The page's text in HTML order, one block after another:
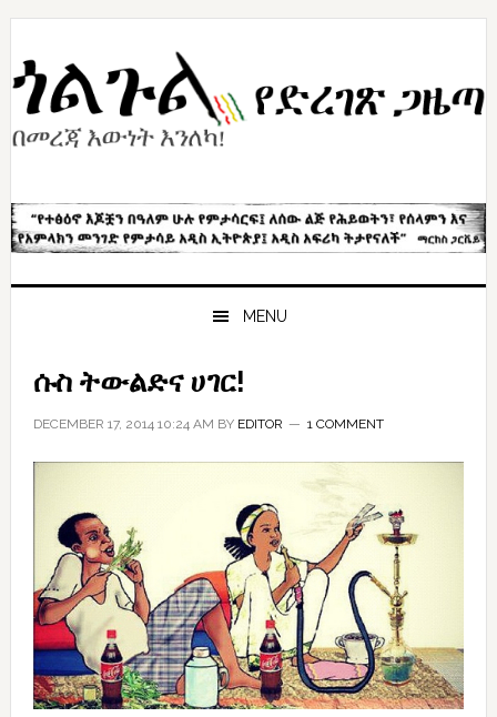
Skip
primary
navigation
Skip
content
Skip
primary
sidebar
MENU
ሱስ ትውልድና ሀገር!
DECEMBER 17, 2014 10:24 AM BY EDITOR 1 COMMENT